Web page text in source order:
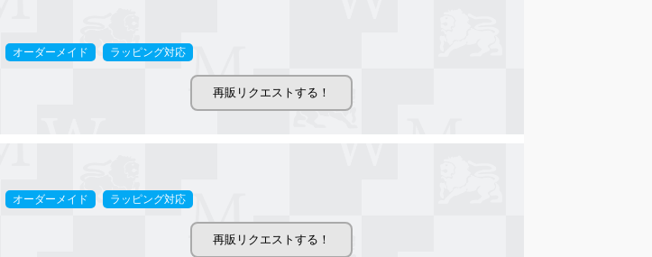
オーダーメイド ラッピング対応
オーダーメイド ラッピング対応